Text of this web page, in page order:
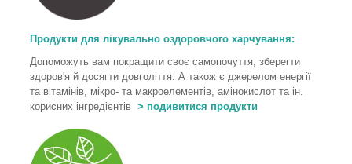
Продукти для лікувально оздоровчого харчування:
Допоможуть вам покращити своє самопочуття, зберегти
здоров'я й досягти довголіття. А також є джерелом енергії
та вітамінів, мікро- та макроелементів, амінокислот та ін.
корисних інгредієнтів > подивитися продукти